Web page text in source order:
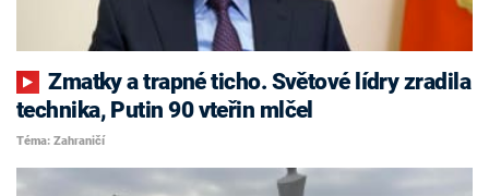
Zmatky a trapné ticho. Světové lídry zradila
technika, Putin 90 vteřin mlčel
Téma: Zahraničí